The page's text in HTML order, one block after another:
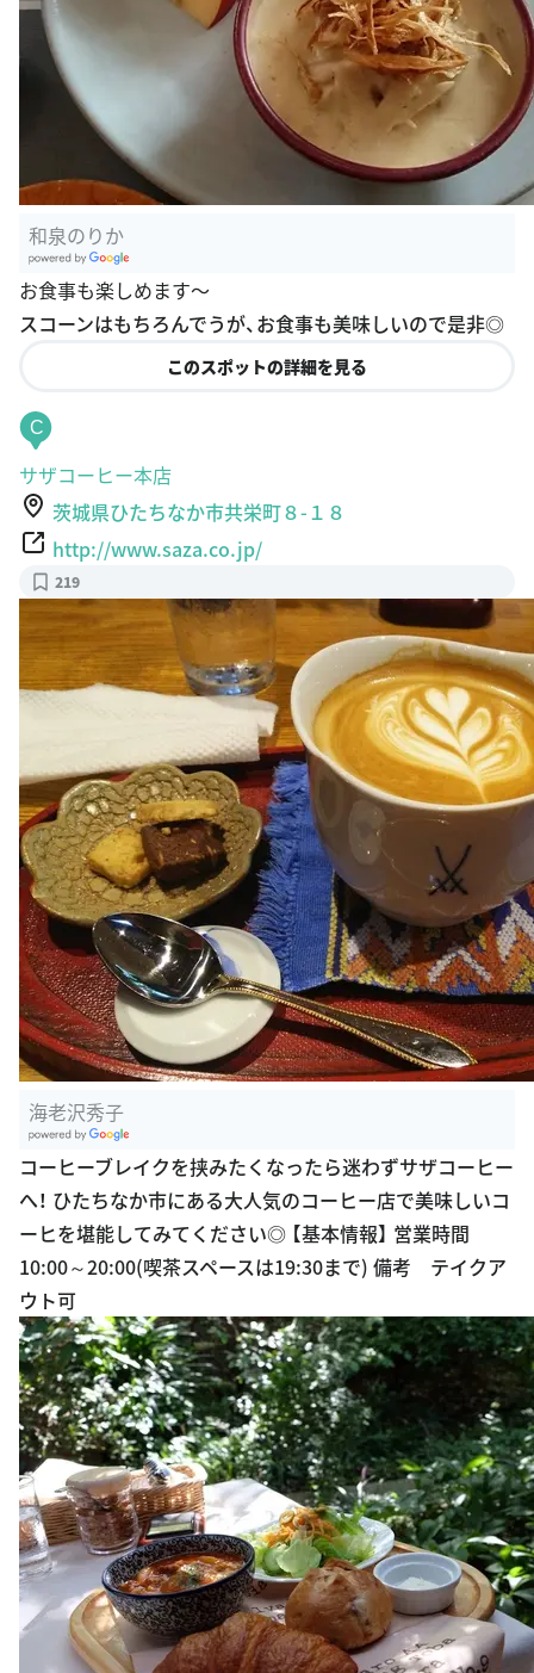
和泉のりか
oogle Plac
es
お食事も楽しめます〜
スコーンはもちろんでうが、お食事も美味しいので是非◎
このスポットの詳細を見る
C
サザコーヒー本店
茨城県ひたちなか市共栄町８-１８
http://www.saza.co.jp/
219
海老沢秀子
oogle Plac
es
コーヒーブレイクを挟みたくなったら迷わずサザコーヒー
へ！ ひたちなか市にある大人気のコーヒー店で美味しいコ
ーヒを堪能してみてください◎ 【基本情報】 営業時間
10:00～20:00(喫茶スペースは19:30まで) 備考 テイクア
ウト可